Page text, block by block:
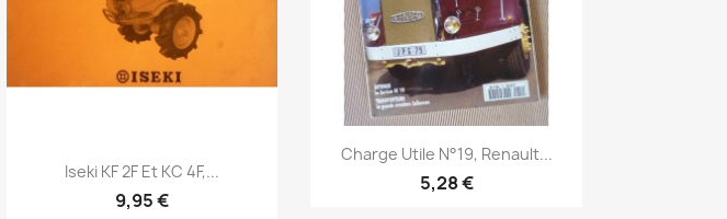
Aperçu rapide
Iseki KF 2F Et KC 4F,...
9,95 €
 Aperçu rapide
Charge Utile N°19, Renault...
5,28 €